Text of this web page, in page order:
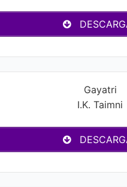
Gayatri
I.K. Taimni